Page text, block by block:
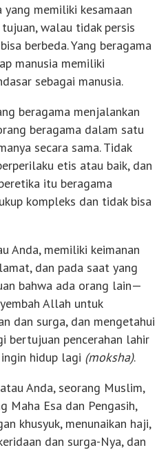
yang memiliki kesamaan
walau tidak persis
berbeda. Yang beragama
manusia memiliki
sebagai manusia.
beragama menjalankan
beragama dalam satu
secara sama. Tidak
etis atau baik, dan
itu beragama
kompleks dan tidak bisa
Anda, memiliki keimanan
dan pada saat yang
bahwa ada orang lain—
Allah untuk
dan surga, dan mengetahui
bertujuan pencerahan lahir
hidup lagi (moksha).
Anda, seorang Muslim,
Maha Esa dan Pengasih,
khusyuk, menunaikan haji,
dan surga-Nya, dan